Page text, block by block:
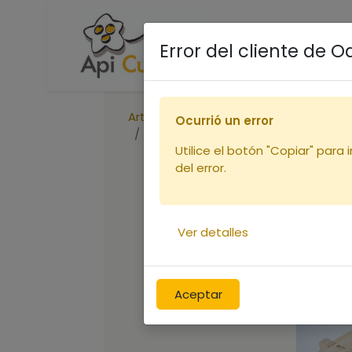
Accueil Boutique
Articles
Ruches
Error del cliente de
Aceptar
Ocurrió un error
Utilice el botón "Copiar" para
del error.
Ver detalles